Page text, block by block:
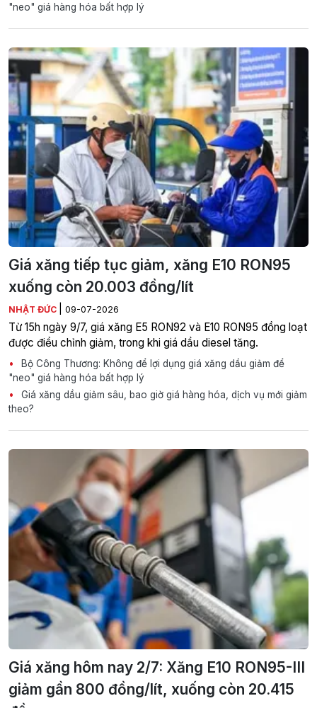
"neo" giá hàng hóa bất hợp lý
Giá xăng tiếp tục giảm, xăng E10 RON95
xuống còn 20.003 đồng/lít
NHẬT ĐỨC 09-07-2026
Từ 15h ngày 9/7, giá xăng E5 RON92 và E10 RON95 đồng loạt
được điều chỉnh giảm, trong khi giá dầu diesel tăng.
Bộ Công Thương: Không để lợi dụng giá xăng dầu giảm để
"neo" giá hàng hóa bất hợp lý
Giá xăng dầu giảm sâu, bao giờ giá hàng hóa, dịch vụ mới giảm
theo?
Giá xăng hôm nay 2/7: Xăng E10 RON95-III
giảm gần 800 đồng/lít, xuống còn 20.415